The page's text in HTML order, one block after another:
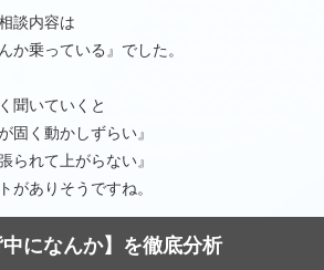
談内容は
か乗っている』でした。
聞いていくと
固く動かしずらい』
られて上がらない』
がありそうですね。
中になんか】を徹底分析